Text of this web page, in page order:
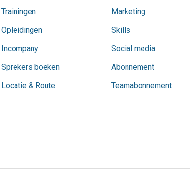
Trainingen
Opleidingen
Incompany
Sprekers boeken
Locatie & Route
Marketing
Skills
Social media
Abonnement
Teamabonnement